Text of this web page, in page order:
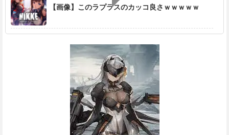
【画像】このラプラスのカッコ良さｗｗｗｗｗ